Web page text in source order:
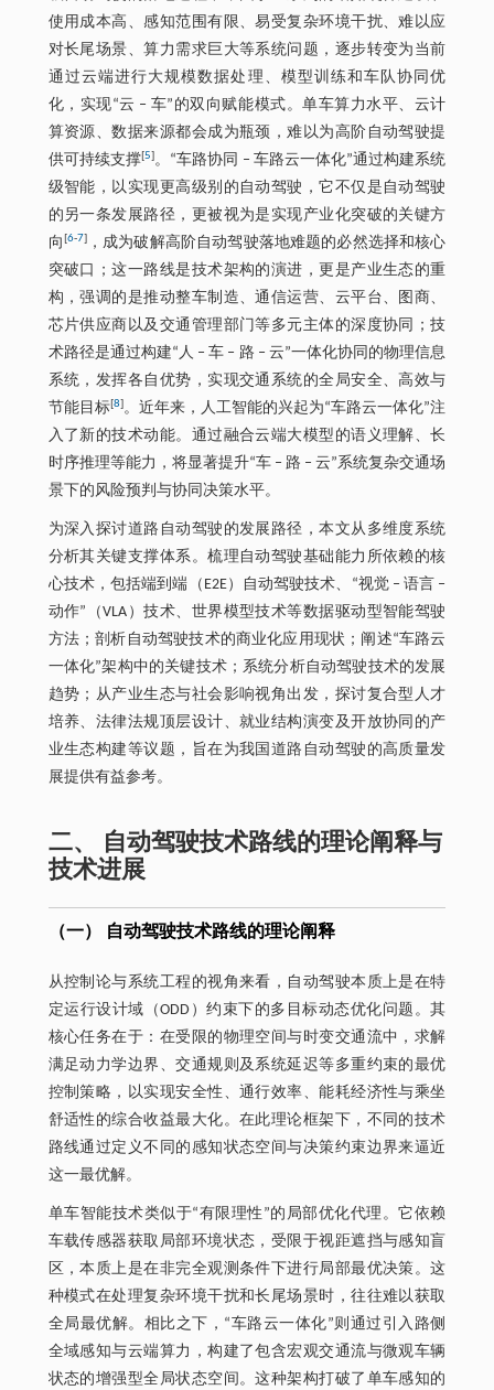
使用成本高、感知范围有限、易受复杂环境干扰、难以应
对长尾场景、算力需求巨大等系统问题，逐步转变为当前
通过云端进行大规模数据处理、模型训练和车队协同优
化，实现“云 ‒ 车”的双向赋能模式。单车算力水平、云计
算资源、数据来源都会成为瓶颈，难以为高阶自动驾驶提
供可持续支撑[5]。“车路协同 ‒ 车路云一体化”通过构建系统
级智能，以实现更高级别的自动驾驶，它不仅是自动驾驶
的另一条发展路径，更被视为是实现产业化突破的关键方
向 [6-7]，成为破解高阶自动驾驶落地难题的必然选择和核心
突破口；这一路线是技术架构的演进，更是产业生态的重
构，强调的是推动整车制造、通信运营、云平台、图商、
芯片供应商以及交通管理部门等多元主体的深度协同；技
术路径是通过构建“人 ‒ 车 ‒ 路 ‒ 云”一体化协同的物理信息
系统，发挥各自优势，实现交通系统的全局安全、高效与
节能目标[8]。近年来，人工智能的兴起为“车路云一体化”注
入了新的技术动能。通过融合云端大模型的语义理解、长
时序推理等能力，将显著提升“车 ‒ 路 ‒ 云”系统复杂交通场
景下的风险预判与协同决策水平。
为深入探讨道路自动驾驶的发展路径，本文从多维度系统
分析其关键支撑体系。梳理自动驾驶基础能力所依赖的核
心技术，包括端到端（E2E）自动驾驶技术、“视觉 ‒ 语言 ‒
动作”（VLA）技术、世界模型技术等数据驱动型智能驾驶
方法；剖析自动驾驶技术的商业化应用现状；阐述“车路云
一体化”架构中的关键技术；系统分析自动驾驶技术的发展
趋势；从产业生态与社会影响视角出发，探讨复合型人才
培养、法律法规顶层设计、就业结构演变及开放协同的产
业生态构建等议题，旨在为我国道路自动驾驶的高质量发
展提供有益参考。
二、 自动驾驶技术路线的理论阐释与
技术进展
（一） 自动驾驶技术路线的理论阐释
从控制论与系统工程的视角来看，自动驾驶本质上是在特
定运行设计域（ODD）约束下的多目标动态优化问题。其
核心任务在于：在受限的物理空间与时变交通流中，求解
满足动力学边界、交通规则及系统延迟等多重约束的最优
控制策略，以实现安全性、通行效率、能耗经济性与乘坐
舒适性的综合收益最大化。在此理论框架下，不同的技术
路线通过定义不同的感知状态空间与决策约束边界来逼近
这一最优解。
单车智能技术类似于“有限理性”的局部优化代理。它依赖
车载传感器获取局部环境状态，受限于视距遮挡与感知盲
区，本质上是在非完全观测条件下进行局部最优决策。这
种模式在处理复杂环境干扰和长尾场景时，往往难以获取
全局最优解。相比之下，“车路云一体化”则通过引入路侧
全域感知与云端算力，构建了包含宏观交通流与微观车辆
状态的增强型全局状态空间。这种架构打破了单车感知的